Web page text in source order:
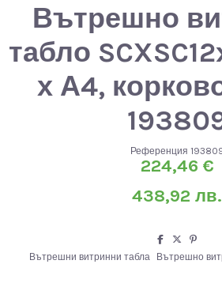
Вътрешно
табло
х А4,
Референция
224,46 €
438,92 лв.
Вътрешни витринни табла Вътрешно